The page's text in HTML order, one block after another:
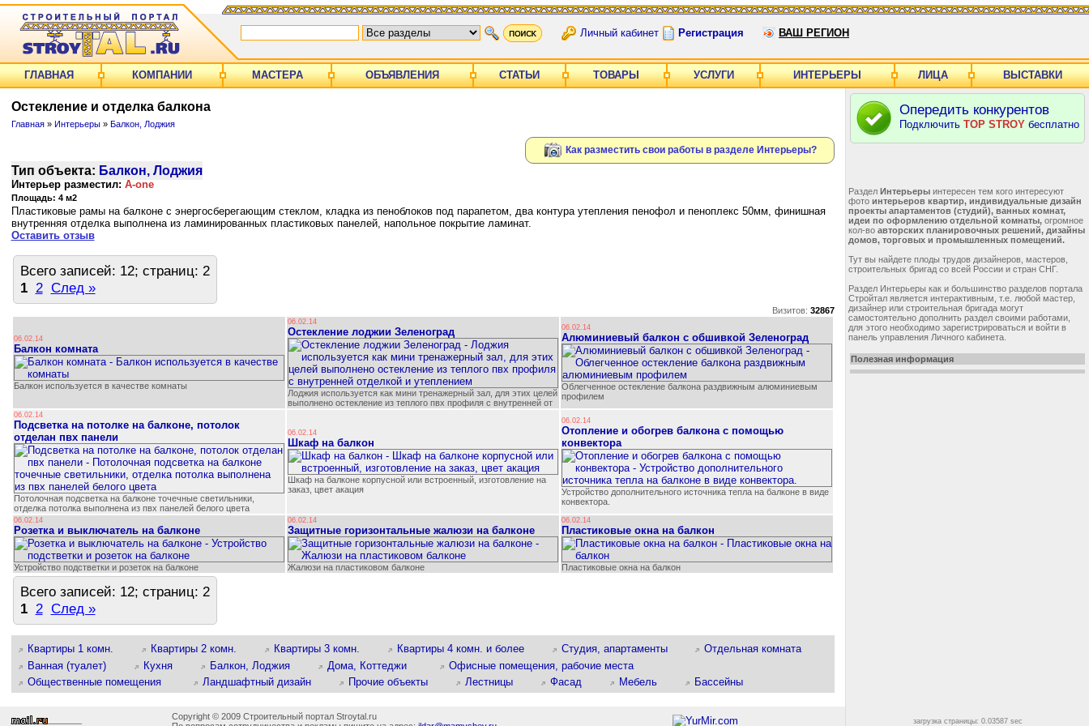
Личный кабинет Регистрация ВАШ РЕГИОН
ГЛАВНАЯ КОМПАНИИ МАСТЕРА ОБЪЯВЛЕНИЯ СТАТЬИ ТОВАРЫ УСЛУГИ ИНТЕРЬЕРЫ ЛИЦА ВЫСТАВКИ
Остекление и отделка балкона
Главная» Интерьеры» Балкон, Лоджия
Как разместить свои работы в разделе Интерьеры?
Тип объекта: Балкон, Лоджия
Интерьер разместил: A-one
Площадь: 4 м2
Пластиковые рамы на балконе с энергосберегающим стеклом, кладка из пеноблоков под парапетом, два контура утепления пенофол и пеноплекс 50мм, финишная
внутренняя отделка выполнена из ламинированных пластиковых панелей, напольное покрытие ламинат.
Оставить отзыв
Всего записей: 12; страниц: 2
1 2 След »
Визитов: 32867
06.02.14
Балкон комната
Балкон используется в качестве комнаты
06.02.14
Остекление лоджии Зеленоград
Лоджия используется как мини тренажерный зал, для этих целей
выполнено остекление из теплого пвх профиля с внутренней от
06.02.14
Алюминиевый балкон с обшивкой Зеленоград
Облегченное остекление балкона раздвижным алюминиевым
профилем
06.02.14
Подсветка на потолке на балконе, потолок
отделан пвх панели
Потолочная подсветка на балконе точечные светильники,
отделка потолка выполнена из пвх панелей белого цвета
06.02.14
Шкаф на балкон
Шкаф на балконе корпусной или встроенный, изготовление на
заказ, цвет акация
06.02.14
Отопление и обогрев балкона с помощью
конвектора
Устройство дополнительного источника тепла на балконе в виде
конвектора.
06.02.14
Розетка и выключатель на балконе
Устройство подстветки и розеток на балконе
06.02.14
Защитные горизонтальные жалюзи на балконе
Жалюзи на пластиковом балконе
06.02.14
Пластиковые окна на балкон
Пластиковые окна на балкон
Всего записей: 12; страниц: 2
1 2 След »
Квартиры 1 комн. Квартиры 2 комн. Квартиры 3 комн. Квартиры 4 комн. и более Студия, апартаменты
Отдельная комната
Ванная (туалет)
Кухня Балкон, Лоджия Дома, Коттеджи
Офисные помещения, рабочие места
Общественные помещения
Ландшафтный дизайн Прочие объекты Лестницы Фасад Мебель Бассейны
Опередить конкурентов
Подключить TOP STROY бесплатно
Раздел Интерьеры интересен тем кого интересуют
фото интерьеров квартир, индивидуальные дизайн
проекты апартаментов (студий), ванных комнат,
идеи по оформлению отдельной комнаты, огромное
кол-во авторских планировочных решений, дизайны
домов, торговых и промышленных помещений.
Тут вы найдете плоды трудов дизайнеров, мастеров,
строительных бригад со всей России и стран СНГ.
Раздел Интерьеры как и большинство разделов портала
Стройтал является интерактивным, т.е. любой мастер,
дизайнер или строительная бригада могут
самостоятельно дополнить раздел своими работами,
для этого необходимо зарегистрироваться и войти в
панель управления Личного кабинета.
Полезная информация
Copyright © 2009 Строительный портал Stroytal.ru
загрузка страницы: 0.03587 sec